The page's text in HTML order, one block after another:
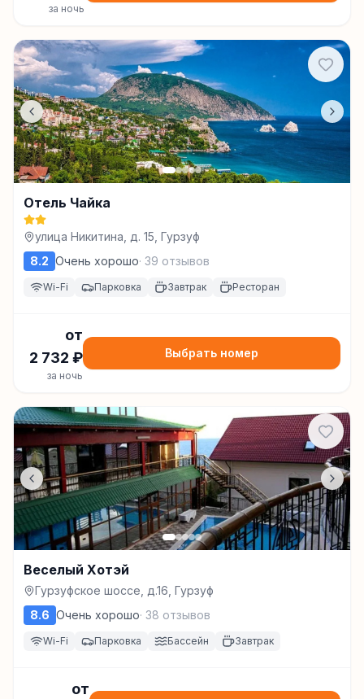
за ночь
Отель Чайка
улица Никитина, д. 15, Гурзуф
8.2 Очень хорошо· 39 отзывов
Wi-Fi Парковка Завтрак Ресторан
от
2 732 ₽
за ночь
Выбрать номер
Веселый Хотэй
Гурзуфское шоссе, д.16, Гурзуф
8.6 Очень хорошо· 38 отзывов
Wi-Fi Парковка Бассейн Завтрак
от